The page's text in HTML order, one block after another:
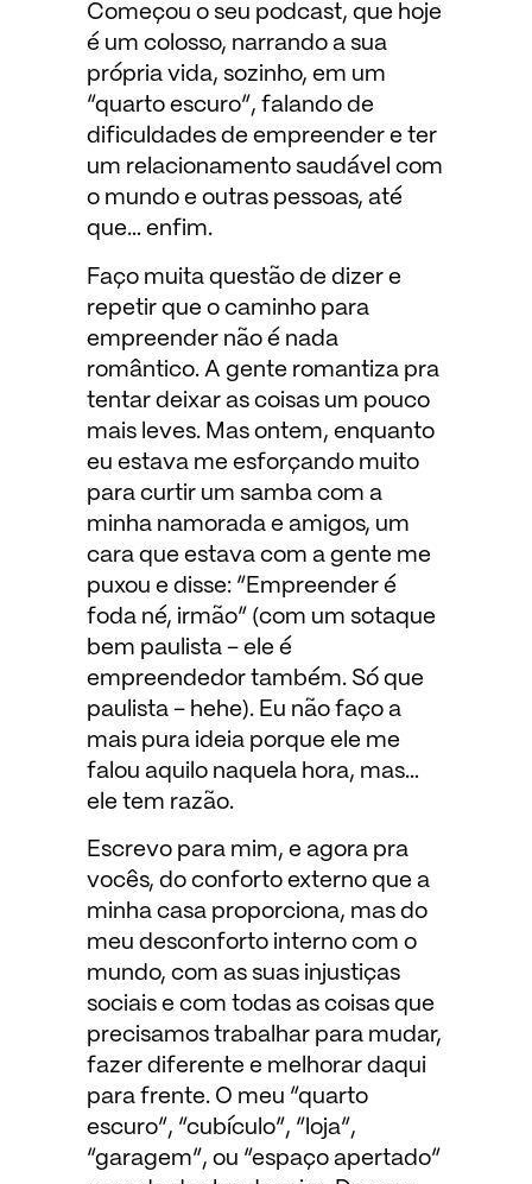
Começou o seu podcast, que hoje
é um colosso, narrando a sua
própria vida, sozinho, em um
“quarto escuro”, falando de
dificuldades de empreender e ter
um relacionamento saudável com
o mundo e outras pessoas, até
que… enfim.
Faço muita questão de dizer e
repetir que o caminho para
empreender não é nada
romântico. A gente romantiza pra
tentar deixar as coisas um pouco
mais leves. Mas ontem, enquanto
eu estava me esforçando muito
para curtir um samba com a
minha namorada e amigos, um
cara que estava com a gente me
puxou e disse: “Empreender é
foda né, irmão” (com um sotaque
bem paulista – ele é
empreendedor também. Só que
paulista – hehe). Eu não faço a
mais pura ideia porque ele me
falou aquilo naquela hora, mas…
ele tem razão.
Escrevo para mim, e agora pra
vocês, do conforto externo que a
minha casa proporciona, mas do
meu desconforto interno com o
mundo, com as suas injustiças
sociais e com todas as coisas que
precisamos trabalhar para mudar,
fazer diferente e melhorar daqui
para frente. O meu “quarto
escuro”, “cubículo”, “loja”,
“garagem”, ou “espaço apertado”